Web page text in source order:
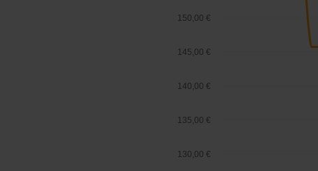
130,00 €
135,00 €
140,00 €
145,00 €
150,00 €